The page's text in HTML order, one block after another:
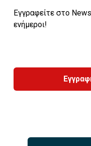
Εγγραφείτε στο
ενήμεροι!